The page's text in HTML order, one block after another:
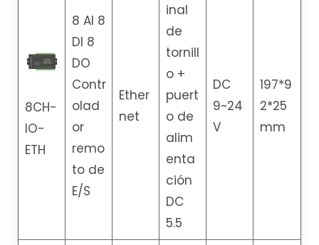
8CH-
IO-
ETH
8 AI 8
DI 8
DO
Contr
olad
or
remo
to de
E/S
Ether
net
inal
de
tornill
o +
puert
o de
alim
enta
ción
DC
5.5
DC
9~24
V
197*9
2*25
mm